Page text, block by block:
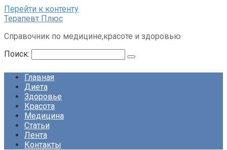
Перейти к контенту
Терапевт Плюс
Справочник по медицине,красоте и здоровью
Поиск:
Главная
Диета
Здоровье
Красота
Медицина
Статьи
Лента
Контакты